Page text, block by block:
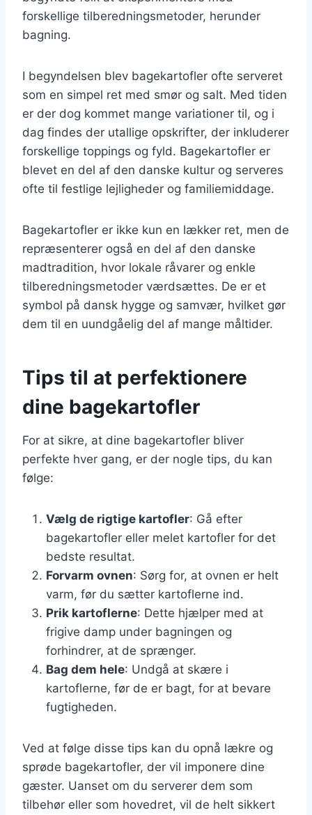
forskellige tilberedningsmetoder, herunder
bagning.
I begyndelsen blev bagekartofler ofte serveret
som en simpel ret med smør og salt. Med tiden
er der dog kommet mange variationer til, og i
dag findes der utallige opskrifter, der inkluderer
forskellige toppings og fyld. Bagekartofler er
blevet en del af den danske kultur og serveres
ofte til festlige lejligheder og familiemiddage.
Bagekartofler er ikke kun en lækker ret, men de
repræsenterer også en del af den danske
madtradition, hvor lokale råvarer og enkle
tilberedningsmetoder værdsættes. De er et
symbol på dansk hygge og samvær, hvilket gør
dem til en uundgåelig del af mange måltider.
Tips til at perfektionere
dine bagekartofler
For at sikre, at dine bagekartofler bliver
perfekte hver gang, er der nogle tips, du kan
følge:
Vælg de rigtige kartofler: Gå efter
bagekartofler eller melet kartofler for det
bedste resultat.
Forvarm ovnen: Sørg for, at ovnen er helt
varm, før du sætter kartoflerne ind.
Prik kartoflerne: Dette hjælper med at
frigive damp under bagningen og
forhindrer, at de sprænger.
Bag dem hele: Undgå at skære i
kartoflerne, før de er bagt, for at bevare
fugtigheden.
Ved at følge disse tips kan du opnå lækre og
sprøde bagekartofler, der vil imponere dine
gæster. Uanset om du serverer dem som
tilbehør eller som hovedret, vil de helt sikkert